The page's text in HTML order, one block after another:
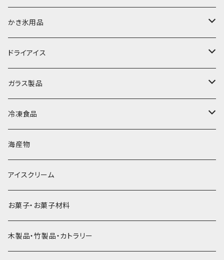
富士天然水の氷
丸氷
直径70mm
直径65mm
角氷
砕氷
氷河の氷
氷アイテム
かき氷用品
かき氷シロップ
無果汁1.8Lパック
無果汁1Lパック
無添加瓶シロップ
かき氷機・かき氷器
かき氷カップ
発泡スチロール無地-使い捨て
発泡スチロールプリント柄
かき氷スプーン・スプーンストロー
プラスチック・スプーン
プラスチック・スプーンストロー
コンデンスミルク・練乳・あんこ
かき氷セット
その他かき氷用品
ドライアイス
ドライアイス3ｋｇ
ドライアイス4ｋｇ
ドライアイス5ｋｇ
ドライアイス8ｋｇ
ドライアイス10ｋｇ
ドライアイス15ｋｇ
ガラス製品
オンザロック・グラス
ビール・グラス
タンブラー
かき氷器
冷凍食品
肉まん・あんまん
パスタ・スパゲッティ
惣菜
海産物
アイスクリーム
お菓子・お菓子材料
木製品・竹製品・カトラリー